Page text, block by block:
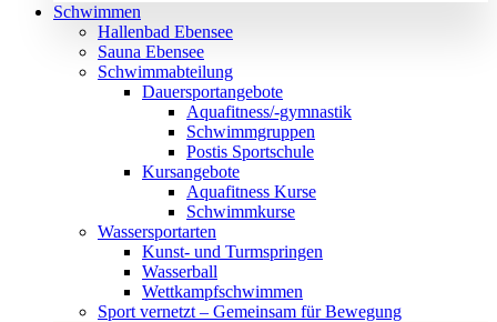
Schwimmen
Hallenbad Ebensee
Sauna Ebensee
Schwimmabteilung
Dauersportangebote
Aquafitness/-gymnastik
Schwimmgruppen
Postis Sportschule
Kursangebote
Aquafitness Kurse
Schwimmkurse
Wassersportarten
Kunst- und Turmspringen
Wasserball
Wettkampfschwimmen
Sport vernetzt – Gemeinsam für Bewegung